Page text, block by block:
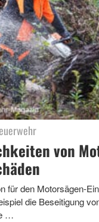
von
für den Motorsägen-
die Beseitigung
…